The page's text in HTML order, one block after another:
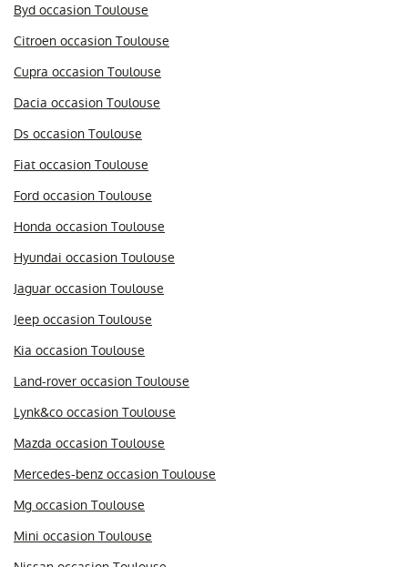
Byd occasion Toulouse
Citroen occasion Toulouse
Cupra occasion Toulouse
Dacia occasion Toulouse
Ds occasion Toulouse
Fiat occasion Toulouse
Ford occasion Toulouse
Honda occasion Toulouse
Hyundai occasion Toulouse
Jaguar occasion Toulouse
Jeep occasion Toulouse
Kia occasion Toulouse
Land-rover occasion Toulouse
Lynk&co occasion Toulouse
Mazda occasion Toulouse
Mercedes-benz occasion Toulouse
Mg occasion Toulouse
Mini occasion Toulouse